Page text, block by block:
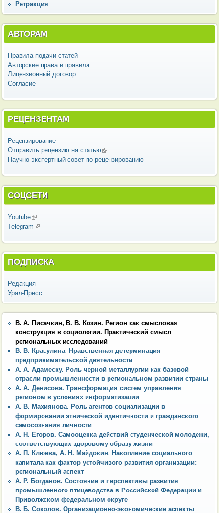
Ретракция
АВТОРАМ
Правила подачи статей
Авторские права и правила
Лицензионный договор
Согласие
РЕЦЕНЗЕНТАМ
Рецензирование
Отправить рецензию на статью(внешняя ссылка)
Научно-экспертный совет по рецензированию
СОЦСЕТИ
Youtube(внешняя ссылка)
Telegram (внешняя ссылка)
ПОДПИСКА
Редакция
Урал-Пресс
В. А. Писачкин, В. В. Козин. Регион как смысловая
конструкция в социологии. Практический смысл
региональных исследований
В. В. Красулина. Нравственная детерминация
предпринимательской деятельности
А. А. Адамеску. Роль черной металлургии как базовой
отрасли промышленности в региональном развитии страны
А. А. Денисова. Трансформация систем управления
регионом в условиях информатизации
А. В. Махиянова. Роль агентов социализации в
формировании этнической идентичности и гражданского
самосознания личности
А. Н. Егоров. Самооценка действий студенческой молодежи,
соответствующих здоровому образу жизни
А. П. Клюева, А. Н. Майдокин. Накопление социального
капитала как фактор устойчивого развития организации:
региональный аспект
А. Р. Богданов. Состояние и перспективы развития
промышленного птицеводства в Российской Федерации и
Приволжском федеральном округе
В. Б. Соколов. Организационно-экономические аспекты